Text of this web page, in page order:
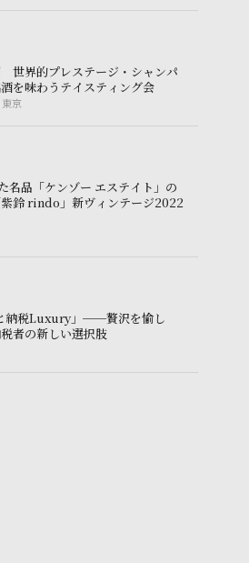
® 試食モニター募集
世界的プレステージ ・ シャ ンパ
酒を味わ う テイ ステ ィ ング会【募集終了】新
程2026/01/21 ~ 2026/01/21
東京東京
郷を想う〜｜軽井沢
名品 「ケンゾー エステイ ト 」 の
紫鈴rindo 」 新ヴィ ンテージ2022
を突破した名品「ケンゾー エステイト」
A HOTEL販売開始｜【1組限定】資料請求
納税Luxury」 ──贅沢を愉し
税者の新しい選択肢〈PR〉「セゾンのふる